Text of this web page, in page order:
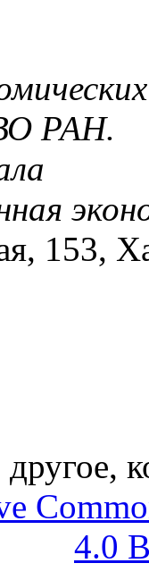
РАН.
153,
4.0